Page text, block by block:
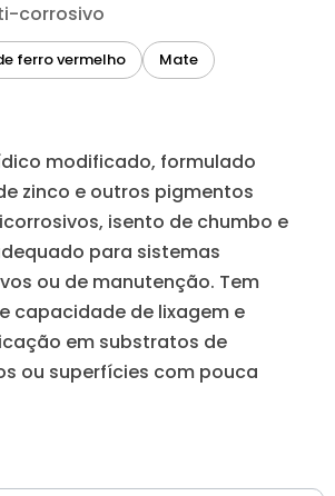
corrosivo
ferro vermelho Mate
modificado, formulado
zinco e outros pigmentos
isento de chumbo e
para sistemas
ou de manutenção. Tem
capacidade de lixagem e
em substratos de
ou superfícies com pouca